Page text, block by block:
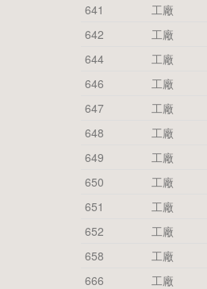
641
工廠
642
工廠
644
工廠
646
工廠
647
工廠
648
工廠
649
工廠
650
工廠
651
工廠
652
工廠
658
工廠
666
工廠